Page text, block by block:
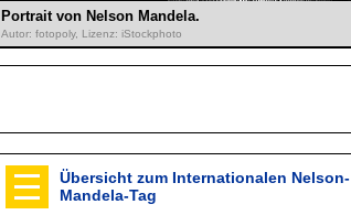
Portrait von Nelson Mandela.
Autor: fotopoly, Lizenz: iStockphoto
Übersicht zum Internationalen Nelson-
Mandela-Tag